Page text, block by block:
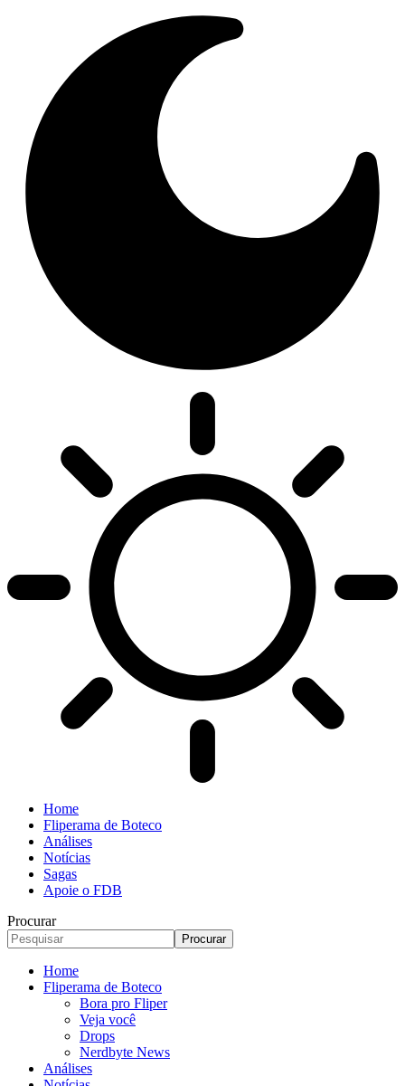
Home
Fliperama de Boteco
Análises
Notícias
Sagas
Apoie o FDB
Procurar
Home
Fliperama de Boteco
Bora pro Fliper
Veja você
Drops
Nerdbyte News
Análises